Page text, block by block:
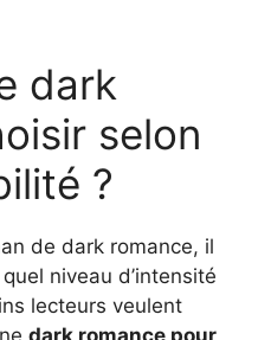
dark
selon
?
de dark romance, il
niveau d’intensité
lecteurs veulent
dark romance pour